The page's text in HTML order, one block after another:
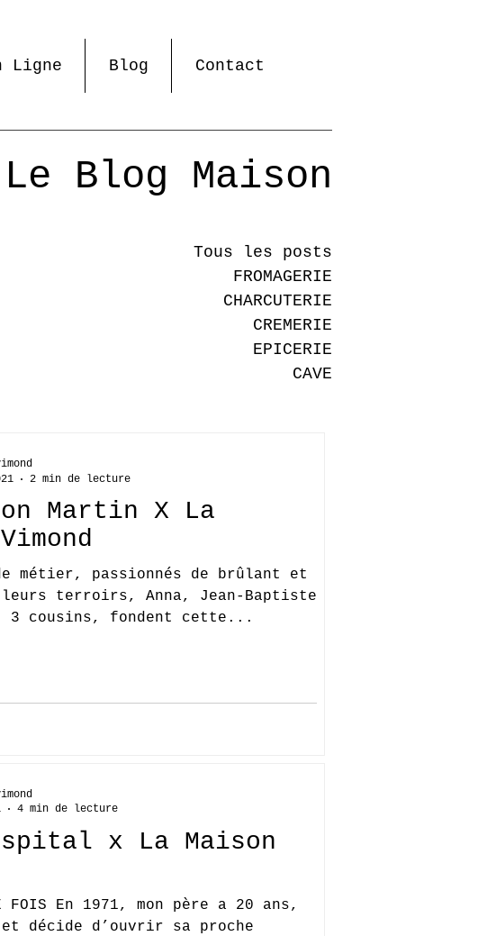
Ligne Blog Contact
Le Blog Maison
Tous les posts
FROMAGERIE
CHARCUTERIE
CREMERIE
EPICERIE
CAVE
Martin X La
métier, passionnés de brûlant et
leurs terroirs, Anna, Jean-Baptiste
3 cousins, fondent cette...
2 min de lecture
x La Maison
FOIS En 1971, mon père a 20 ans,
décide d’ouvrir sa proche
4 min de lecture